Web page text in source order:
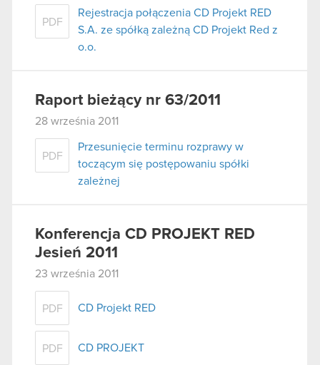
PDF
Rejestracja połączenia CD Projekt RED
S.A. ze spółką zależną CD Projekt Red z
o.o.
Raport bieżący nr 63/2011
28 września 2011
PDF
Przesunięcie terminu rozprawy w
toczącym się postępowaniu spółki
zależnej
Konferencja CD PROJEKT RED
Jesień 2011
23 września 2011
PDF CD Projekt RED
PDF CD PROJEKT